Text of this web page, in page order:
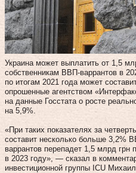
Украина может выплатить от 1,5
собственникам ВВП-варрантов в
по итогам 2021 года может
опрошенные агентством
на данные Госстата о росте
на 5,9%.
«При таких показателях за
составит несколько больше 3,2%
варрантов перепадет 1,5 млрд грн
в 2023 году», — сказал в
инвестиционной группы ICU